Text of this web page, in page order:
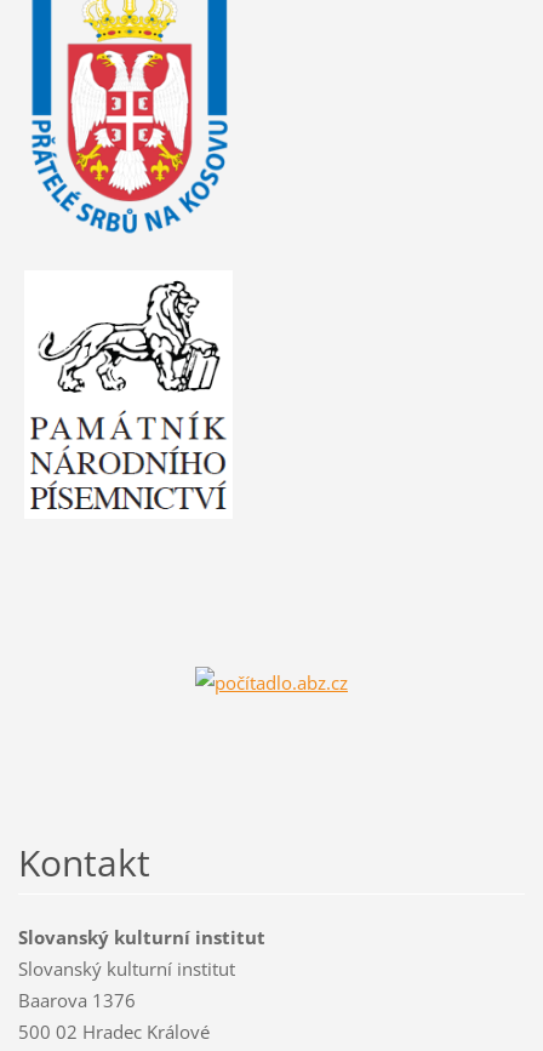
Kontakt
Slovanský kulturní institut
Slovanský kulturní institut
Baarova 1376
500 02 Hradec Králové